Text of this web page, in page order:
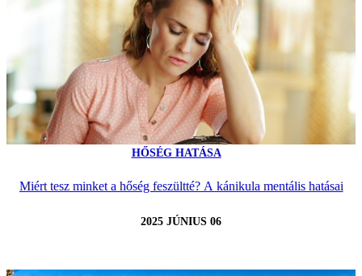
HŐSÉG HATÁSA
Miért tesz minket a hőség feszültté? A kánikula mentális hatásai
2025 JÚNIUS 06